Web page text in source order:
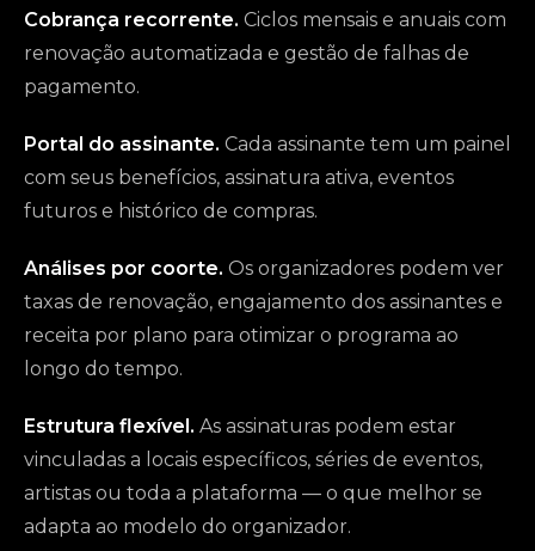
Cobrança recorrente. Ciclos mensais e anuais com
renovação automatizada e gestão de falhas de
pagamento.
Portal do assinante. Cada assinante tem um painel
com seus benefícios, assinatura ativa, eventos
futuros e histórico de compras.
Análises por coorte. Os organizadores podem ver
taxas de renovação, engajamento dos assinantes e
receita por plano para otimizar o programa ao
longo do tempo.
Estrutura flexível. As assinaturas podem estar
vinculadas a locais específicos, séries de eventos,
artistas ou toda a plataforma — o que melhor se
adapta ao modelo do organizador.